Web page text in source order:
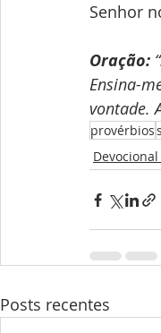
Senhor
Oração:
Ensina-
vontade.
provérbios
Posts recentes